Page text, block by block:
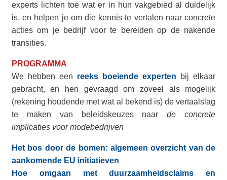
experts lichten toe wat er in hun vakgebied al duidelijk
is, en helpen je om die kennis te vertalen naar concrete
acties om je bedrijf voor te bereiden op de nakende
transities.
PROGRAMMA
We hebben een reeks boeiende experten bij elkaar
gebracht, en hen gevraagd om zoveel als mogelijk
(rekening houdende met wat al bekend is) de vertaalslag
te maken van beleidskeuzes naarde concrete
implicaties voor modebedrijven
Het bos door de bomen: algemeen overzicht van de
aankomende EU initiatieven
Hoe omgaan met duurzaamheidsclaims en